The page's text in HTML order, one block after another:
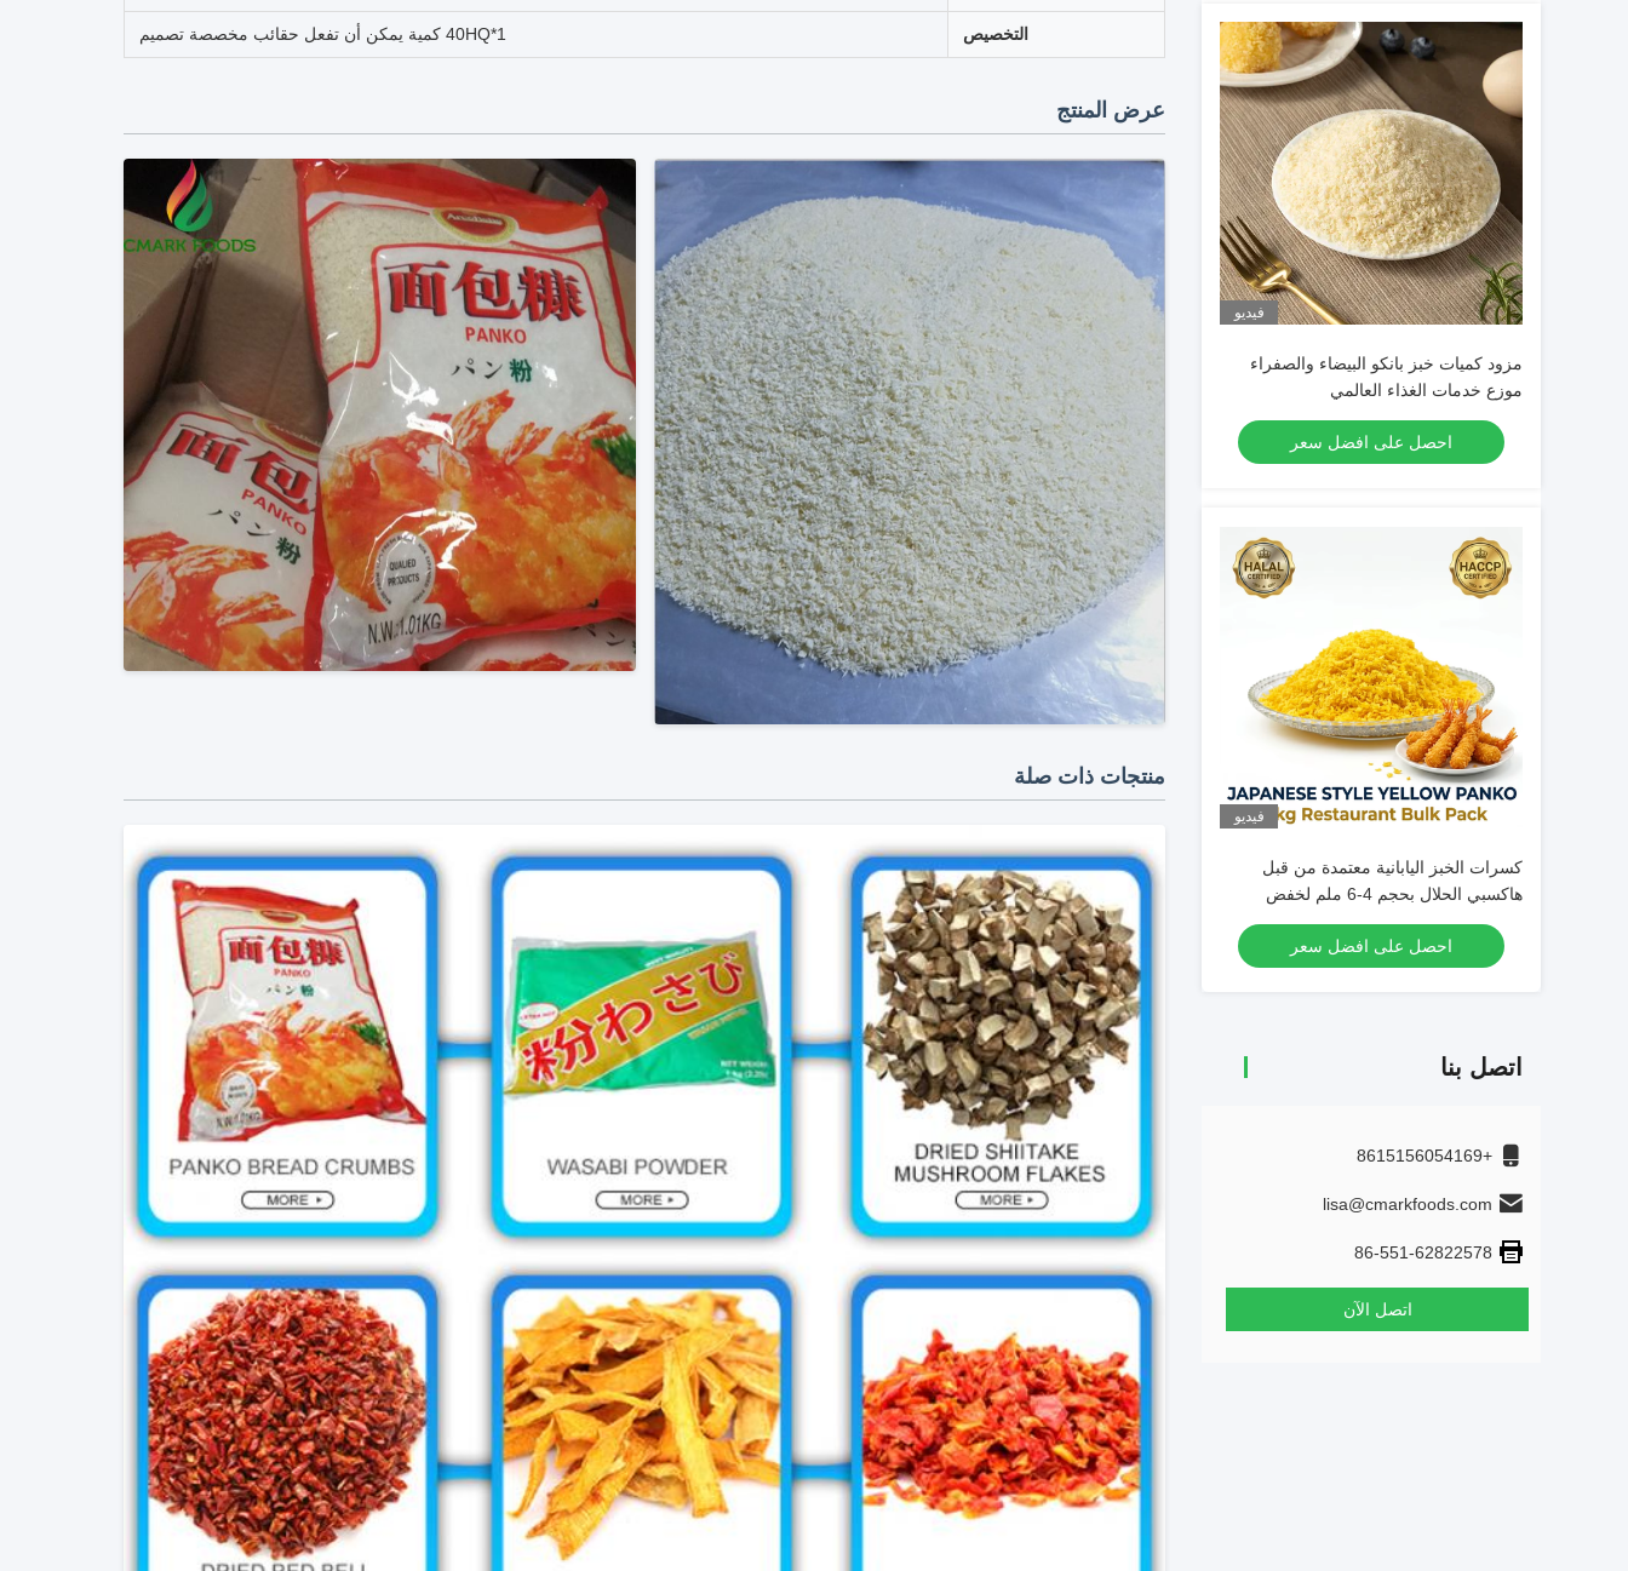
فيديو
مزود كميات خبز بانكو البيضاء والصفراء
موزع خدمات الغذاء العالمي
احصل على افضل سعر
فيديو
كسرات الخبز اليابانية معتمدة من قبل
هاكسبي الحلال بحجم 4-6 ملم لخفض
امتصاص الزيت في الأطعمة المقلية
احصل على افضل سعر
اتصل بنا
+8615156054169
lisa@cmarkfoods.com
86-551-62822578
اتصل الآن
التخصيص 1*40HQ كمية يمكن أن تفعل حقائب مخصصة تصميم
عرض المنتج
منتجات ذات صلة